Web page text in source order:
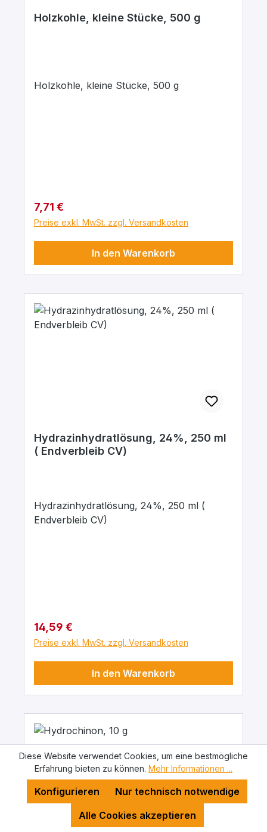
Holzkohle, kleine Stücke, 500 g
Holzkohle, kleine Stücke, 500 g
Regulärer Preis:
7,71 €
Preise exkl. MwSt. zzgl. Versandkosten
In den Warenkorb
Hydrazinhydratlösung, 24%, 250 ml
( Endverbleib CV)
Hydrazinhydratlösung, 24%, 250 ml (
Endverbleib CV)
Regulärer Preis:
14,59 €
Preise exkl. MwSt. zzgl. Versandkosten
In den Warenkorb
Diese Website verwendet Cookies, um eine bestmögliche
Erfahrung bieten zu können. Mehr Informationen ...
Nur technisch notwendige
Konfigurieren
Alle Cookies akzeptieren